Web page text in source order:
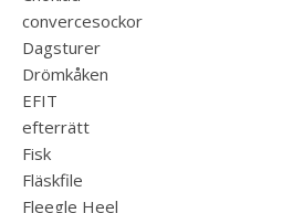
convercesockor
Dagsturer
Drömkåken
EFIT
efterrätt
Fisk
Fläskfile
Fleegle Heel